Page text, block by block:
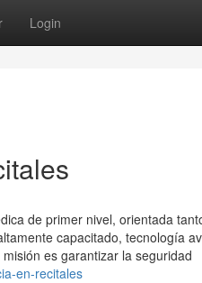
Login
de primer nivel, orientada
capacitado, tecnología
es garantizar la seguridad
en-recitales